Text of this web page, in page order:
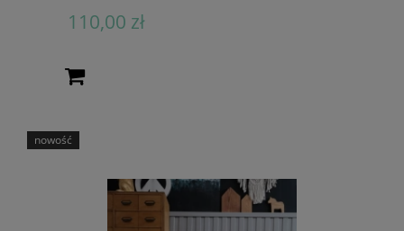
110,00 zł
nowość